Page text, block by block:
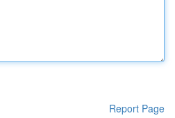
Report Page